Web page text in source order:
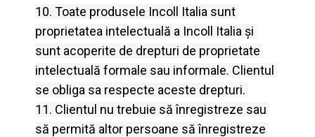
10. Toate produsele Incoll Italia sunt
proprietatea intelectuală a Incoll Italia și
sunt acoperite de drepturi de proprietate
intelectuală formale sau informale. Clientul
se obliga sa respecte aceste drepturi.
11. Clientul nu trebuie să înregistreze sau
să permită altor persoane să înregistreze